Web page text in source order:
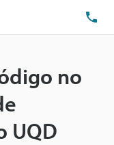
no
UQD